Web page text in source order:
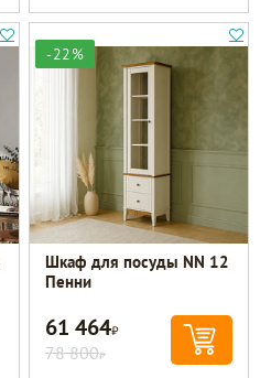
-22%
Шкаф для посуды NN 12
Пенни
61 464Р
78 800Р